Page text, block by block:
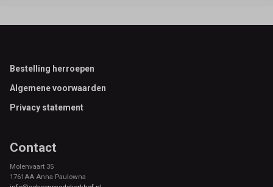
Footer
Bestelling herroepen
Algemene voorwaarden
Privacy statement
Contact
Molenvaart 35
1761AA Anna Paulowna